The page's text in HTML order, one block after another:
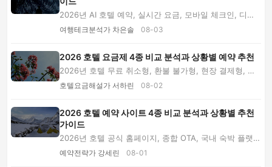
2026년 AI 호텔 예약, 실시간 요금, 모바일 체크인, 디지
털 객실키와 친환경 숙박 트렌드를 분석하고 안...
여행테크분석가 차은솔 08-03
2026 호텔 요금제 4종 비교 분석과 상황별 예약 추천
2026년 호텔 무료 취소형, 환불 불가형, 현장 결제형, 패
키지형의 가격과 장단점을 비교합니다. 환율·조...
호텔요금해설가 서하린 08-02
2026 호텔 예약 사이트 4종 비교 분석과 상황별 추천
가이드
2026년 호텔 공식 홈페이지, 종합 OTA, 국내 숙박 플랫
폼, 여행사 패키지의 가격과 혜택을 비교하고 출...
예약전략가 강세린 08-01